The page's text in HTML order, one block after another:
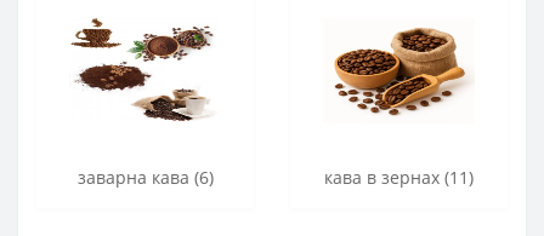
заварна кава (6) кава в зернах (11)